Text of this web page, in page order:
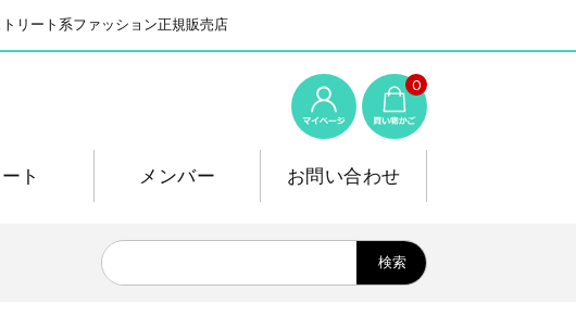
リート系ファッション正規販売店
0
ト メンバー お問い合わせ